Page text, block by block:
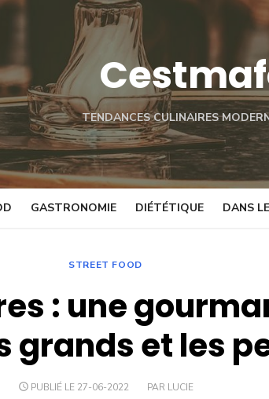
TENDANCES CULINAIRES
GASTRONOMIE DIÉTÉTIQUE DANS
STREET FOOD
: une
grands et les
PUBLIÉ LE 27-06-2022 PAR LUCIE